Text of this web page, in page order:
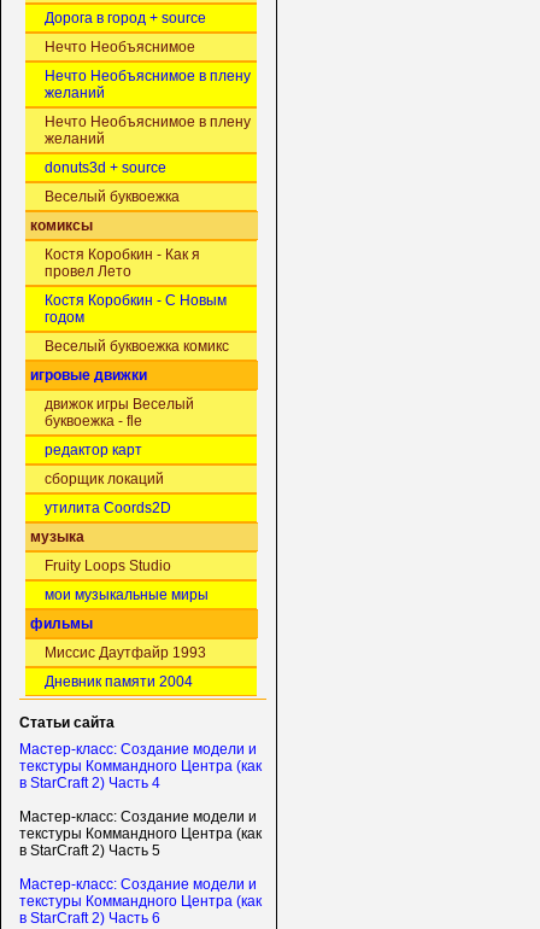
Дорога в город + source
Нечто Необъяснимое
Нечто Необъяснимое в плену
желаний
Нечто Необъяснимое в плену
желаний
donuts3d + source
Веселый буквоежка
комиксы
Костя Коробкин - Как я
провел Лето
Костя Коробкин - С Новым
годом
Веселый буквоежка комикс
игровые движки
движок игры Веселый
буквоежка - fle
редактор карт
сборщик локаций
утилита Coords2D
музыка
Fruity Loops Studio
мои музыкальные миры
фильмы
Миссис Даутфайр 1993
Дневник памяти 2004
Статьи сайта
Мастер-класс: Создание модели и
текстуры Коммандного Центра (как
в StarCraft 2) Часть 4
Мастер-класс: Создание модели и
текстуры Коммандного Центра (как
в StarCraft 2) Часть 5
Мастер-класс: Создание модели и
текстуры Коммандного Центра (как
в StarCraft 2) Часть 6